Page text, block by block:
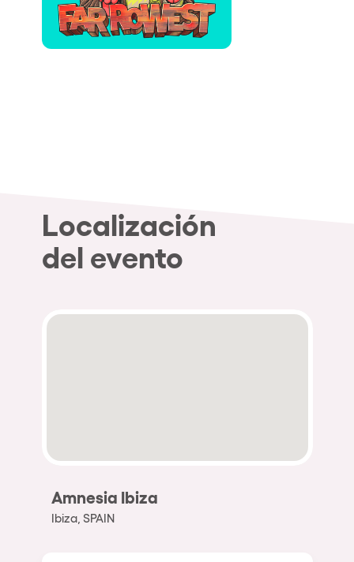
Política de Privacidad
Política de Cookies
Localización
del evento
Amnesia Ibiza
Ibiza, SPAIN